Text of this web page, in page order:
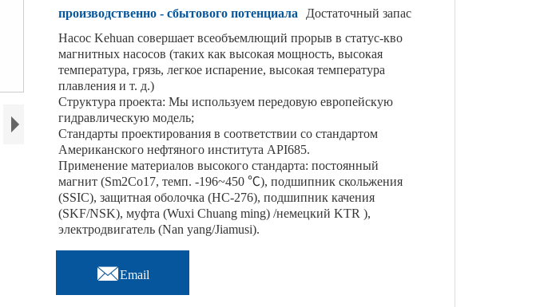
производственно - сбытового потенциала
Достаточный запас
Насос Kehuan совершает всеобъемлющий прорыв в статус-кво
магнитных насосов (таких как высокая мощность, высокая
температура, грязь, легкое испарение, высокая температура
плавления и т. д.)
Структура проекта: Мы используем передовую европейскую
гидравлическую модель;
Стандарты проектирования в соответствии со стандартом
Американского нефтяного института API685.
Применение материалов высокого стандарта: постоянный
магнит (Sm2Co17, темп. -196~450 ℃), подшипник скольжения
(SSIC), защитная оболочка (HC-276), подшипник качения
(SKF/NSK), муфта (Wuxi Chuang ming) /немецкий KTR ),
электродвигатель (Nan yang/Jiamusi).
Email